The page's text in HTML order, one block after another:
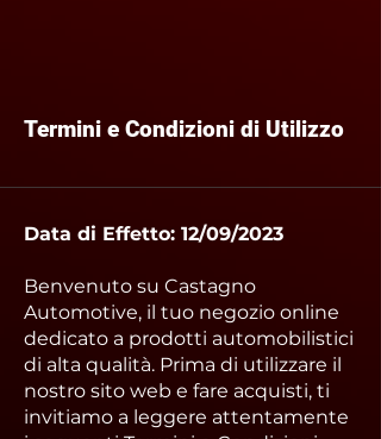
Termini e Condizioni di Utilizzo
Data di Effetto: 12/09/2023
Benvenuto su Castagno
Automotive, il tuo negozio online
dedicato a prodotti automobilistici
di alta qualità. Prima di utilizzare il
nostro sito web e fare acquisti, ti
invitiamo a leggere attentamente